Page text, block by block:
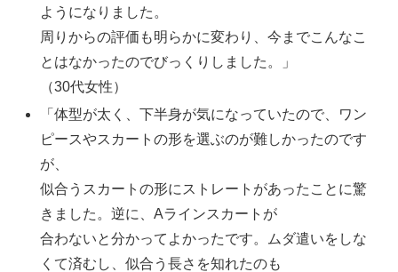
ようになりました。
周りからの評価も明らかに変わり、今までこんなこ
とはなかったのでびっくりしました。」
（30代女性）
「体型が太く、下半身が気になっていたので、ワン
ピースやスカートの形を選ぶのが難しかったのです
が、
似合うスカートの形にストレートがあったことに驚
きました。逆に、Aラインスカートが
合わないと分かってよかったです。ムダ遣いをしな
くて済むし、似合う長さを知れたのも